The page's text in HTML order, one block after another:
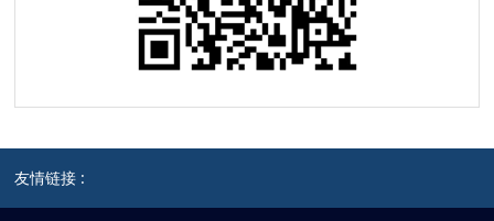
友情链接 :